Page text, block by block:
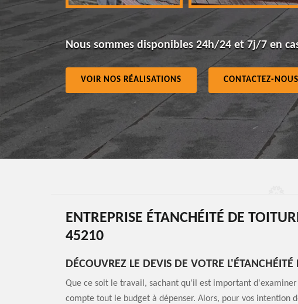
Nous sommes disponibles 24h/24 et 7j/7 en
VOIR NOS RÉALISATIONS CONTACTEZ-
ENTREPRISE ÉTANCHÉITÉ DE
45210
DÉCOUVREZ LE DEVIS DE VOTRE
Que ce soit le travail, sachant qu'il est important
compte tout le budget à dépenser. Alors, pour vos intention